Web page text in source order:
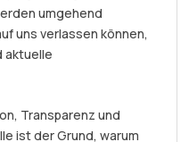
umgehend
uns verlassen können,
aktuelle
Transparenz und
ist der Grund, warum